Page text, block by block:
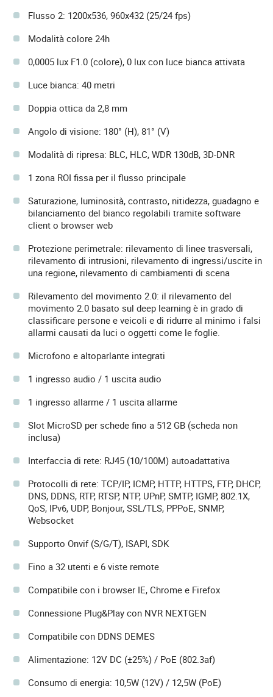
Flusso 2: 1200x536, 960x432 (25/24 fps)
Modalità colore 24h
0,0005 lux F1.0 (colore), 0 lux con luce bianca attivata
Luce bianca: 40 metri
Doppia ottica da 2,8 mm
Angolo di visione: 180° (H), 81° (V)
Modalità di ripresa: BLC, HLC, WDR 130dB, 3D-DNR
1 zona ROI fissa per il flusso principale
Saturazione, luminosità, contrasto, nitidezza, guadagno e
bilanciamento del bianco regolabili tramite software
client o browser web
Protezione perimetrale: rilevamento di linee trasversali,
rilevamento di intrusioni, rilevamento di ingressi/uscite in
una regione, rilevamento di cambiamenti di scena
Rilevamento del movimento 2.0: il rilevamento del
movimento 2.0 basato sul deep learning è in grado di
classificare persone e veicoli e di ridurre al minimo i falsi
allarmi causati da luci o oggetti come le foglie.
Microfono e altoparlante integrati
1 ingresso audio / 1 uscita audio
1 ingresso allarme / 1 uscita allarme
Slot MicroSD per schede fino a 512 GB (scheda non
inclusa)
Interfaccia di rete: RJ45 (10/100M) autoadattativa
Protocolli di rete: TCP/IP, ICMP, HTTP, HTTPS, FTP, DHCP,
DNS, DDNS, RTP, RTSP, NTP, UPnP, SMTP, IGMP, 802.1X,
QoS, IPv6, UDP, Bonjour, SSL/TLS, PPPoE, SNMP,
Websocket
Supporto Onvif (S/G/T), ISAPI, SDK
Fino a 32 utenti e 6 viste remote
Compatibile con i browser IE, Chrome e Firefox
Connessione Plug&Play con NVR NEXTGEN
Compatibile con DDNS DEMES
Alimentazione: 12V DC (±25%) / PoE (802.3af)
Consumo di energia: 10,5W (12V) / 12,5W (PoE)